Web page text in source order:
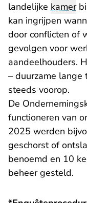
landelijke kamer
kan ingrijpen
door conflicten of
gevolgen voor
aandeelhouders.
– duurzame lange
steeds voorop.
De
functioneren van
2025 werden
geschorst of
benoemd en 10
beheer gesteld.